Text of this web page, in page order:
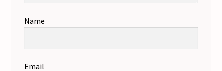
Name
Email